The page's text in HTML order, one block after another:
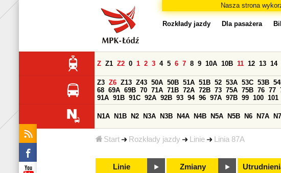
Nasza strona
Start Rozkłady jazdy Linie Linia 87A
Rozkłady jazdy Dla pasażera
Z Z1 Z2 0 1 2 3 4 5 6 7 8 9 10A 10B 11 12 13 14
Z3 Z6 Z13 Z43 50A 50B 51A 51B 52 53A 53C 53B
68 69A 69B 70 71A 71B 72A 72B 73 75A 75B 76 77
91A 91B 91C 92A 92B 93 94 96 97A 97B 99 100 101
N1A N1B N2 N3A N3B N4A N4B N5A N5B N6 N7A
Linie Zmiany